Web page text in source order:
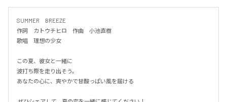
SUMMER　BREEZE
作詞　カトウチヒロ　作曲　小池直樹
歌唱　理想の少女
この夏、彼女と一緒に
波打ち際を走り出そう。
あなたの心に、爽やかで甘酸っぱい風を届ける